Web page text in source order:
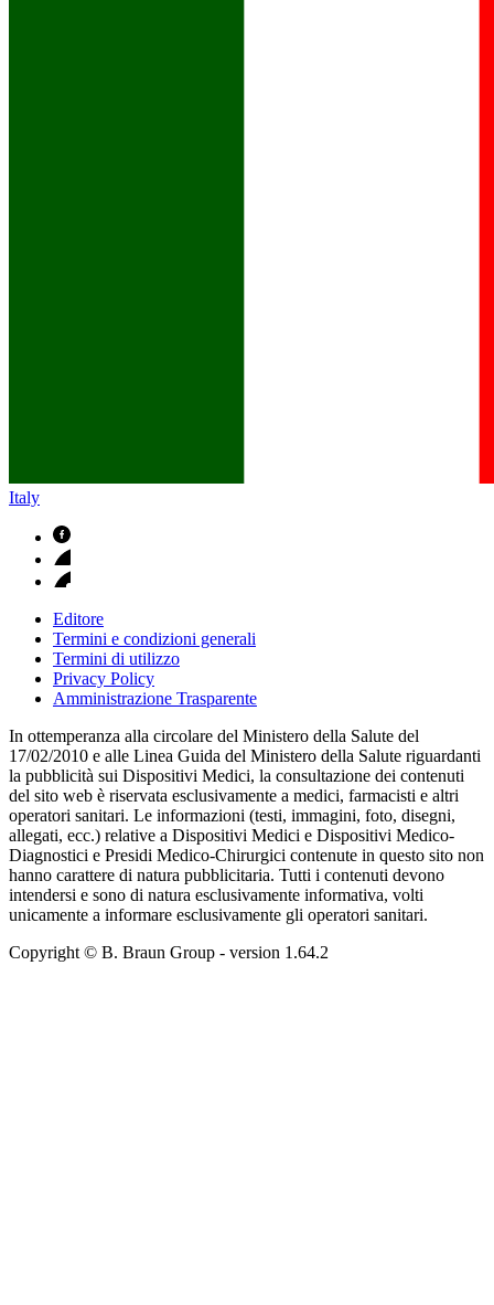
Italy
Editore
Termini e condizioni generali
Termini di utilizzo
Privacy Policy
Amministrazione Trasparente
In ottemperanza alla circolare del Ministero della Salute del
17/02/2010 e alle Linea Guida del Ministero della Salute riguardanti
la pubblicità sui Dispositivi Medici, la consultazione dei contenuti
del sito web è riservata esclusivamente a medici, farmacisti e altri
operatori sanitari. Le informazioni (testi, immagini, foto, disegni,
allegati, ecc.) relative a Dispositivi Medici e Dispositivi Medico-
Diagnostici e Presidi Medico-Chirurgici contenute in questo sito non
hanno carattere di natura pubblicitaria. Tutti i contenuti devono
intendersi e sono di natura esclusivamente informativa, volti
unicamente a informare esclusivamente gli operatori sanitari.
Copyright © B. Braun Group - version 1.64.2